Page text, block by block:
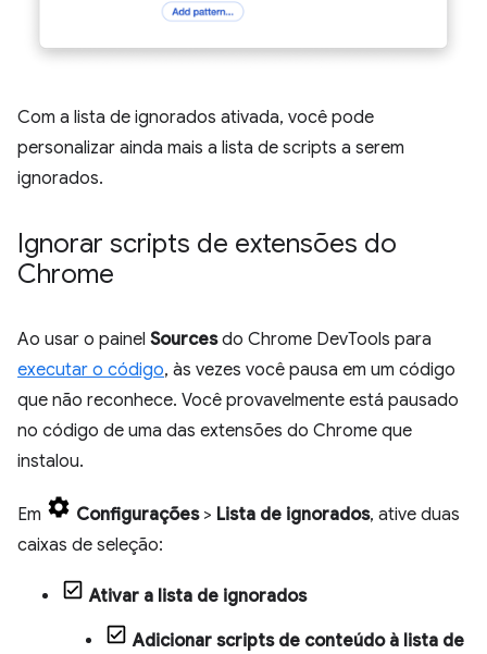
Com a lista de ignorados ativada, você pode
personalizar ainda mais a lista de scripts a serem
ignorados.
Ignorar scripts de extensões do
Chrome
Ao usar o painel Sourcesdo Chrome DevTools para
executar o código, às vezes você pausa em um código
que não reconhece. Você provavelmente está pausado
no código de uma das extensões do Chrome que
instalou.
Em Configurações> Lista de ignorados, ative duas
caixas de seleção:
Ativar a lista de ignorados
Adicionar scripts de conteúdo à lista de